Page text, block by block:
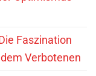
Faszination
Verbotenen